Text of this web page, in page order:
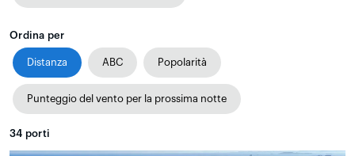
Ordina per
Distanza ABC Popolarità
Punteggio del vento per la prossima notte
34 porti